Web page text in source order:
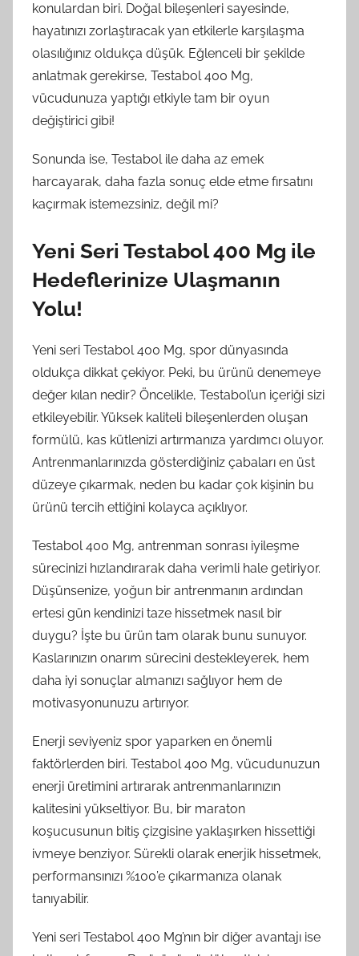
konulardan biri. Doğal bileşenleri sayesinde,
hayatınızı zorlaştıracak yan etkilerle karşılaşma
olasılığınız oldukça düşük. Eğlenceli bir şekilde
anlatmak gerekirse, Testabol 400 Mg,
vücudunuza yaptığı etkiyle tam bir oyun
değiştirici gibi!
Sonunda ise, Testabol ile daha az emek
harcayarak, daha fazla sonuç elde etme fırsatını
kaçırmak istemezsiniz, değil mi?
Yeni Seri Testabol 400 Mg ile
Hedeflerinize Ulaşmanın
Yolu!
Yeni seri Testabol 400 Mg, spor dünyasında
oldukça dikkat çekiyor. Peki, bu ürünü denemeye
değer kılan nedir? Öncelikle, Testabol’un içeriği sizi
etkileyebilir. Yüksek kaliteli bileşenlerden oluşan
formülü, kas kütlenizi artırmanıza yardımcı oluyor.
Antrenmanlarınızda gösterdiğiniz çabaları en üst
düzeye çıkarmak, neden bu kadar çok kişinin bu
ürünü tercih ettiğini kolayca açıklıyor.
Testabol 400 Mg, antrenman sonrası iyileşme
sürecinizi hızlandırarak daha verimli hale getiriyor.
Düşünsenize, yoğun bir antrenmanın ardından
ertesi gün kendinizi taze hissetmek nasıl bir
duygu? İşte bu ürün tam olarak bunu sunuyor.
Kaslarınızın onarım sürecini destekleyerek, hem
daha iyi sonuçlar almanızı sağlıyor hem de
motivasyonunuzu artırıyor.
Enerji seviyeniz spor yaparken en önemli
faktörlerden biri. Testabol 400 Mg, vücudunuzun
enerji üretimini artırarak antrenmanlarınızın
kalitesini yükseltiyor. Bu, bir maraton
koşucusunun bitiş çizgisine yaklaşırken hissettiği
ivmeye benziyor. Sürekli olarak enerjik hissetmek,
performansınızı %100’e çıkarmanıza olanak
tanıyabilir.
Yeni seri Testabol 400 Mg’nın bir diğer avantajı ise